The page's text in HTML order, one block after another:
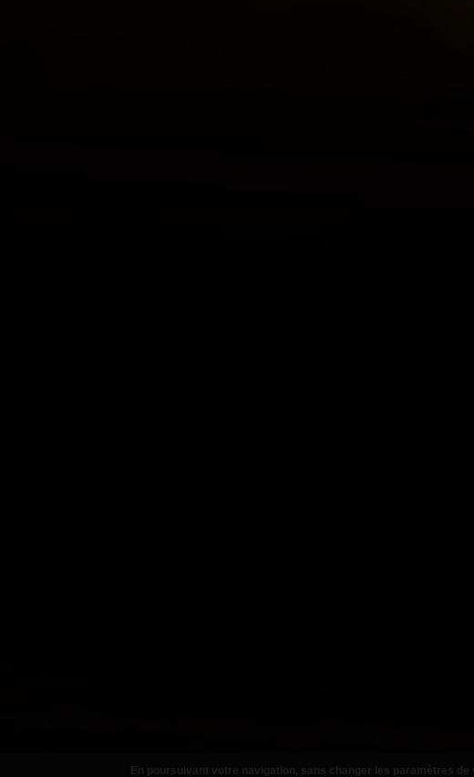
En poursuivant votre navigation, sans changer les paramètres